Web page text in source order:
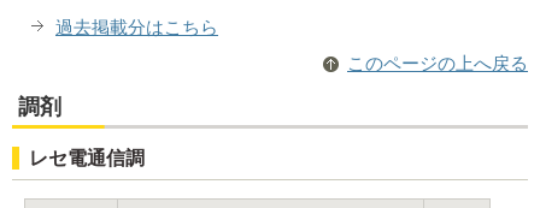
過去掲載分はこちら
このページの上へ戻る
調剤
レセ電通信調